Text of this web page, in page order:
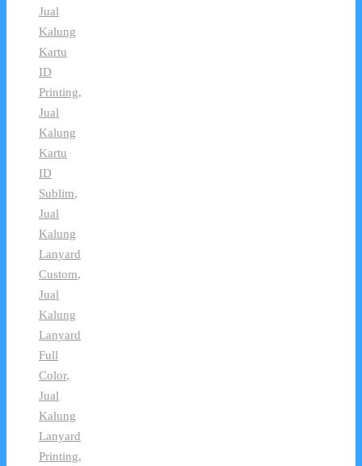
Jual
Kalung
Kartu
ID
Printing,
Jual
Kalung
Kartu
ID
Sublim,
Jual
Kalung
Lanyard
Custom,
Jual
Kalung
Lanyard
Full
Color,
Jual
Kalung
Lanyard
Printing,